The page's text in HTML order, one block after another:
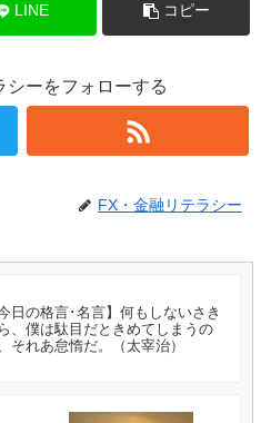
LINE コピー
シーをフォローする
FX・金融リテラシー
今日の格言･名言】何もしないさき
、僕は駄目だときめてしまうの
それあ怠惰だ。（太宰治）